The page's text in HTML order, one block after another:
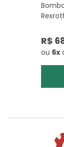
R$
ou 6x